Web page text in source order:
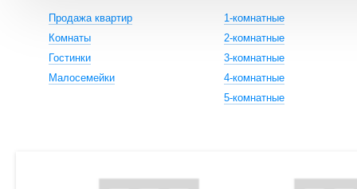
Продажа квартир
Комнаты
Гостинки
Малосемейки
1-комнатные
2-комнатные
3-комнатные
4-комнатные
5-комнатные